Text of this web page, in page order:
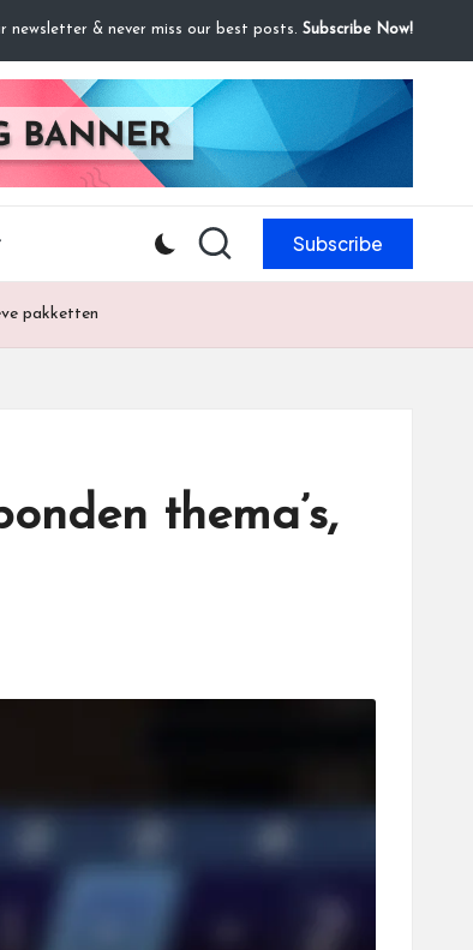
newsletter & never miss our best posts. Subscribe Now!
Subscribe
pakketten
thema’s,